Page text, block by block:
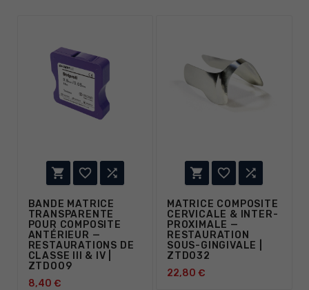
  
BANDE MATRICE
TRANSPARENTE
POUR COMPOSITE
ANTÉRIEUR —
RESTAURATIONS DE
CLASSE III & IV |
ZTD009
8,40 €
  
MATRICE COMPOSITE
CERVICALE & INTER-
PROXIMALE —
RESTAURATION
SOUS-GINGIVALE |
ZTD032
22,80 €